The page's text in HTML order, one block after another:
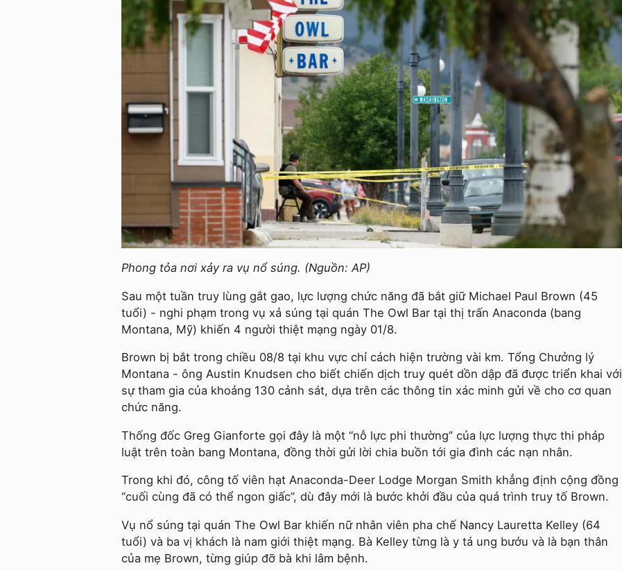
Phong tỏa nơi xảy ra vụ nổ súng. (Nguồn: AP)
Sau một tuần truy lùng gắt gao, lực lượng chức năng đã bắt giữ Michael Paul Brown (45
tuổi) - nghi phạm trong vụ xả súng tại quán The Owl Bar tại thị trấn Anaconda (bang
Montana, Mỹ) khiến 4 người thiệt mạng ngày 01/8.
Brown bị bắt trong chiều 08/8 tại khu vực chỉ cách hiện trường vài km. Tổng Chưởng lý
Montana - ông Austin Knudsen cho biết chiến dịch truy quét dồn dập đã được triển khai với
sự tham gia của khoảng 130 cảnh sát, dựa trên các thông tin xác minh gửi về cho cơ quan
chức năng.
Thống đốc Greg Gianforte gọi đây là một “nỗ lực phi thường” của lực lượng thực thi pháp
luật trên toàn bang Montana, đồng thời gửi lời chia buồn tới gia đình các nạn nhân.
Trong khi đó, công tố viên hạt Anaconda-Deer Lodge Morgan Smith khẳng định cộng đồng
“cuối cùng đã có thể ngon giấc”, dù đây mới là bước khởi đầu của quá trình truy tố Brown.
Vụ nổ súng tại quán The Owl Bar khiến nữ nhân viên pha chế Nancy Lauretta Kelley (64
tuổi) và ba vị khách là nam giới thiệt mạng. Bà Kelley từng là y tá ung bướu và là bạn thân
của mẹ Brown, từng giúp đỡ bà khi lâm bệnh.